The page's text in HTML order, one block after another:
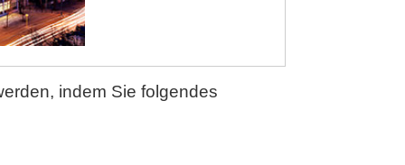
indem Sie folgendes